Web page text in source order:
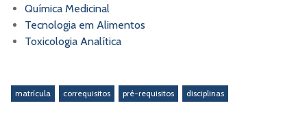
Química Medicinal
Tecnologia em Alimentos
Toxicologia Analítica
matrícula correquisitos pré-requisitos disciplinas